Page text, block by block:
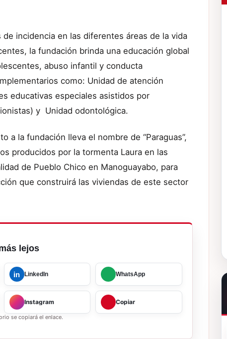
incidencia en las diferentes áreas de la vida
la fundación brinda una educación global
abuso infantil y conducta
como: Unidad de atención
educativas especiales asistidos por
y Unidad odontológica.
a la fundación lleva el nombre de “Paraguas”,
producidos por la tormenta Laura en las
de Pueblo Chico en Manoguayabo, para
que construirá las viviendas de este sector
lejos
in LinkedIn WhatsApp
Instagram Copiar
se copiará el enlace.